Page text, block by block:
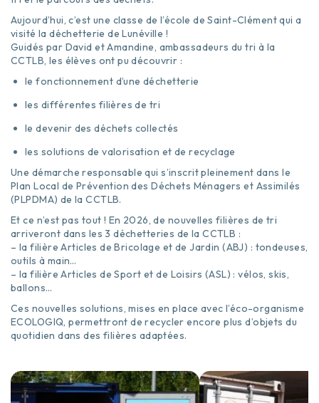
Aujourd’hui, c’est une classe de l’école de Saint-Clément qui a
visité la déchetterie de Lunéville !
Guidés par David et Amandine, ambassadeurs du tri à la
CCTLB, les élèves ont pu découvrir :
le fonctionnement d’une déchetterie
les différentes filières de tri
le devenir des déchets collectés
les solutions de valorisation et de recyclage
Une démarche responsable qui s’inscrit pleinement dans le
Plan Local de Prévention des Déchets Ménagers et Assimilés
(PLPDMA) de la CCTLB.
Et ce n’est pas tout ! En 2026, de nouvelles filières de tri
arriveront dans les 3 déchetteries de la CCTLB :
– la filière Articles de Bricolage et de Jardin (ABJ) : tondeuses,
outils à main…
– la filière Articles de Sport et de Loisirs (ASL) : vélos, skis,
ballons…
Ces nouvelles solutions, mises en place avec l’éco-organisme
ECOLOGIQ, permettront de recycler encore plus d’objets du
quotidien dans des filières adaptées.